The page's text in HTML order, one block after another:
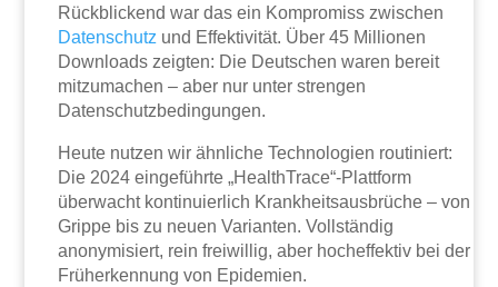
Rückblickend war das ein Kompromiss zwischen
Datenschutz und Effektivität. Über 45 Millionen
Downloads zeigten: Die Deutschen waren bereit
mitzumachen – aber nur unter strengen
Datenschutzbedingungen.
Heute nutzen wir ähnliche Technologien routiniert:
Die 2024 eingeführte „HealthTrace“-Plattform
überwacht kontinuierlich Krankheitsausbrüche – von
Grippe bis zu neuen Varianten. Vollständig
anonymisiert, rein freiwillig, aber hocheffektiv bei der
Früherkennung von Epidemien.